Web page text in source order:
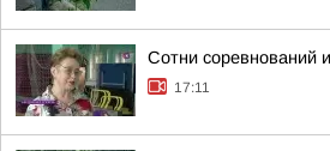
Сотни соревнований
17:11